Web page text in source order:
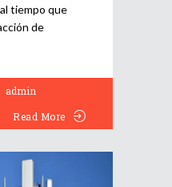
tiempo que
de
admin
Read More